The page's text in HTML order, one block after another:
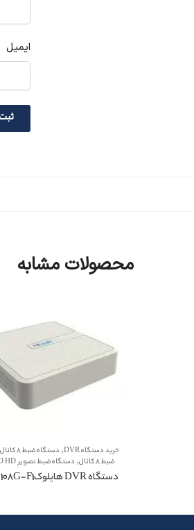
ایمیل
محصولات مشابه
خرید دستگاه DVR ,دستگاه ضبط 8 کانال
ضبط 8 کانال
,دستگاه ضبط تصویر TURBO HD
دستگاه DVR هایلوکDVR-108G-F1